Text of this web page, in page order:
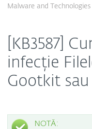
Malware and Technologies
[KB3587]
infecție
Gootkit sau
NOTĂ: